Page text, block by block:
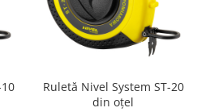
Ruletă Nivel System ST-20
din oțel